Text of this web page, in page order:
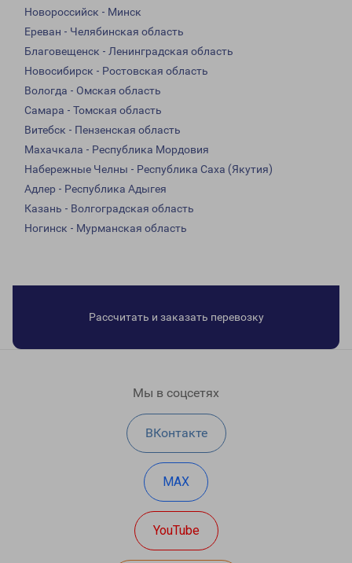
Новороссийск - Минск
Ереван - Челябинская область
Благовещенск - Ленинградская область
Новосибирск - Ростовская область
Вологда - Омская область
Самара - Томская область
Витебск - Пензенская область
Махачкала - Республика Мордовия
Набережные Челны - Республика Саха (Якутия)
Адлер - Республика Адыгея
Казань - Волгоградская область
Ногинск - Мурманская область
Рассчитать и заказать перевозку
Мы в соцсетях
ВКонтакте
MAX
YouTube